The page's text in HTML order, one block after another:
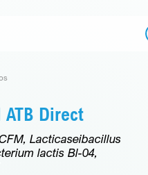
Direct
Lacticaseibacillus
lactis Bl-04,